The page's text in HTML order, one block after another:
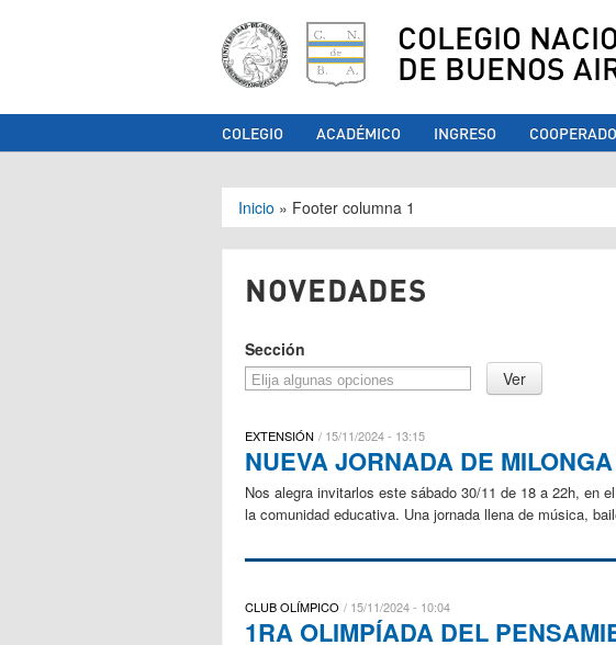
COLEGIO
DE BUENOS
COLEGIO ACADÉMICO INGRESO
Se encuentra usted aquí
Inicio » Footer columna 1
NOVEDADES
Sección
EXTENSIÓN 15/11/2024 - 13:15
NUEVA JORNADA DE
Nos alegra invitarlos este sábado 30/11 de 18 a 22h, en
la comunidad educativa. Una jornada llena de música,
CLUB OLÍMPICO 15/11/2024 - 10:04
1RA OLIMPÍADA DEL